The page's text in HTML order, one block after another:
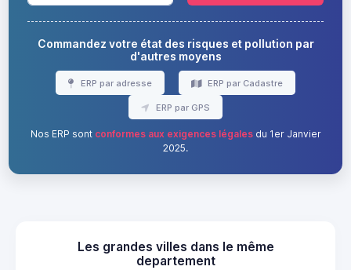
Commandez votre état des risques et pollution par
d'autres moyens
ERP par adresse ERP par Cadastre
ERP par GPS
Nos ERP sont conformes aux exigences légalesdu 1er Janvier
2025.
Les grandes villes dans le même
departement